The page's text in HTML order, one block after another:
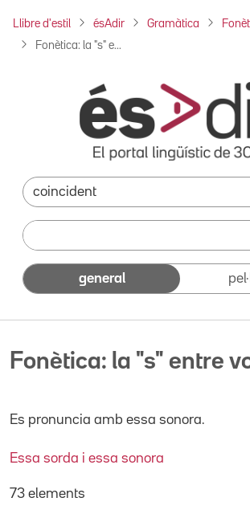
Llibre d'estil ésAdir Gramàtica
Fonètica: la "s" e...
general
Fonètica: la "s" entre
Es pronuncia amb essa sonora.
Essa sorda i essa sonora
73 elements